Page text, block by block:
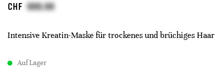
CHF
Intensive Kreatin-Maske für trockenes und brüchiges Haar
Auf Lager